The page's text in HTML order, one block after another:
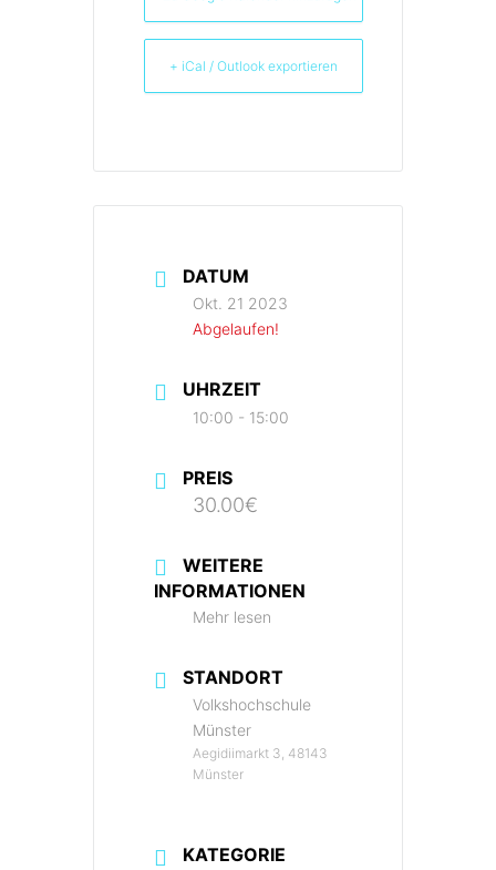
+ iCal / Outlook exportieren
DATUM
Okt. 21 2023
Abgelaufen!
UHRZEIT
10:00 - 15:00
PREIS
30.00€
WEITERE
INFORMATIONEN
Mehr lesen
STANDORT
Volkshochschule
Münster
Aegidiimarkt 3, 48143
Münster
KATEGORIE